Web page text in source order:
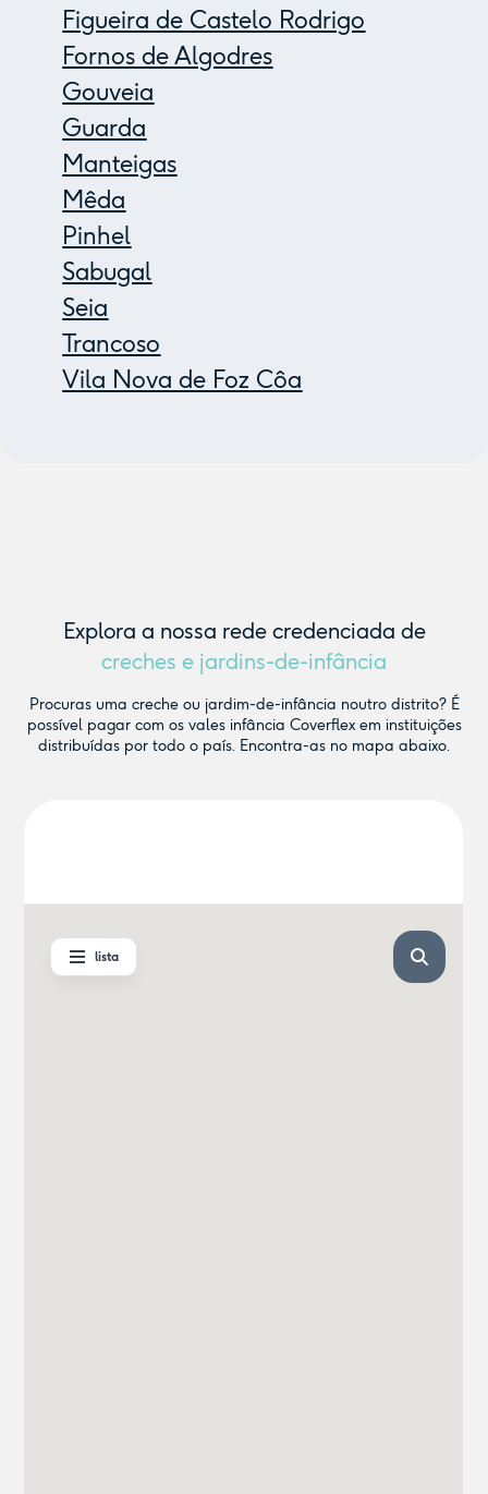
Figueira de Castelo Rodrigo
Fornos de Algodres
Gouveia
Guarda
Manteigas
Mêda
Pinhel
Sabugal
Seia
Trancoso
Vila Nova de Foz Côa
Explora a nossa rede credenciada de
creches e jardins-de-infância
Procuras uma creche ou jardim-de-infância noutro distrito? É
possível pagar com os vales infância Coverflex em instituições
distribuídas por todo o país. Encontra-as no mapa abaixo.